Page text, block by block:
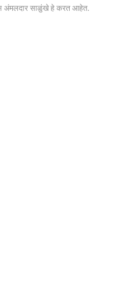
अंमलदार साळुंखे हे करत आहेत.